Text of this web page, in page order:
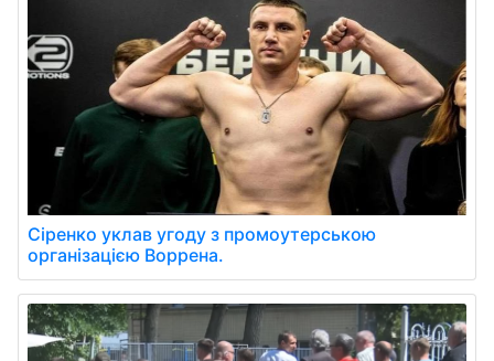
Сіренко уклав угоду з промоутерською
організацією Воррена.